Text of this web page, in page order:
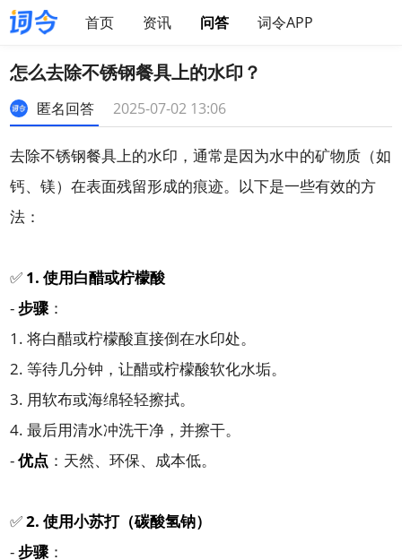
首页 资讯 问答 词令APP
怎么去除不锈钢餐具上的水印？
匿名回答 2025-07-02 13:06
去除不锈钢餐具上的水印，通常是因为水中的矿物质（如
钙、镁）在表面残留形成的痕迹。以下是一些有效的方
法：
✅ 1. 使用白醋或柠檬酸
-步骤：
1. 将白醋或柠檬酸直接倒在水印处。
2. 等待几分钟，让醋或柠檬酸软化水垢。
3. 用软布或海绵轻轻擦拭。
4. 最后用清水冲洗干净，并擦干。
-优点 ：天然、环保、成本低。
✅2. 使用小苏打（碳酸氢钠）
-步骤：